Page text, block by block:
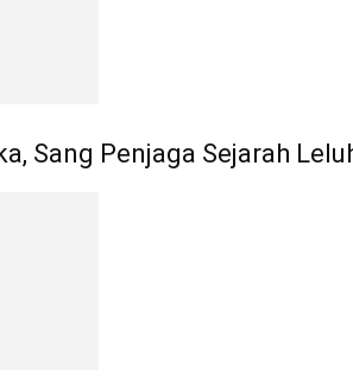
Sang Penjaga Sejarah